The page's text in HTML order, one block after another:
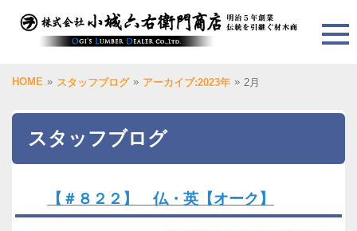
HOME » スタッフブログ » アーカイブ:2023年 » 2月
スタッフブログ
【＃８２２】 仏・英【オーク】